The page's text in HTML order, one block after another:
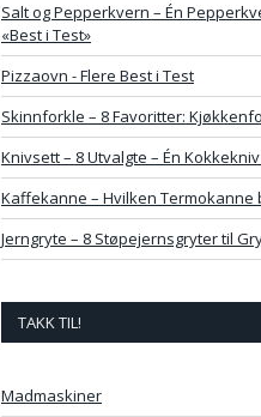
Salt og Pepperkvern – Én
«Best i Test»
Pizzaovn - Flere Best i Test
Skinnforkle – 8 Favoritter:
Knivsett – 8 Utvalgte – Én
Kaffekanne – Hvilken Termokanne
Jerngryte – 8 Støpejernsgryter til
TAKK TIL!
Madmaskiner